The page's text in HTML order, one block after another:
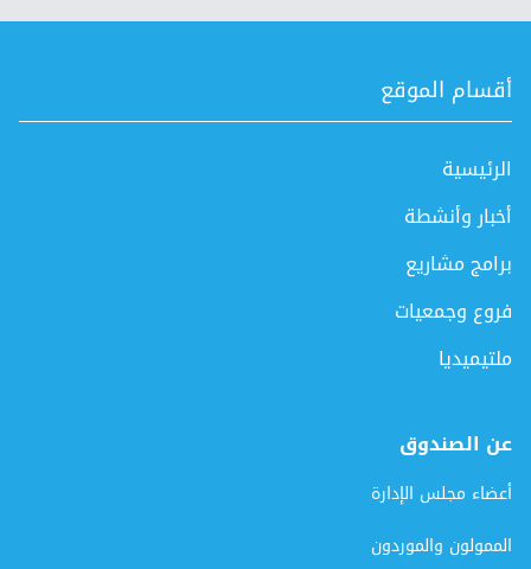
أقسام الموقع
الرئيسية
أخبار وأنشطة
برامج مشاريع
فروع وجمعيات
ملتيميديا
عن الصندوق
أعضاء مجلس الإدارة
الممولون والموردون